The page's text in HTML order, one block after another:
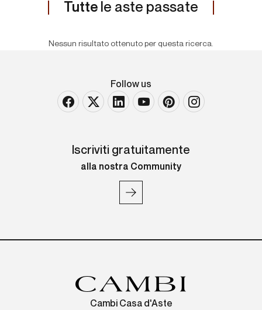
Tutte le aste passate
Nessun risultato ottenuto per questa ricerca.
Follow us
Iscriviti gratuitamente
alla nostra Community
Cambi Casa d'Aste